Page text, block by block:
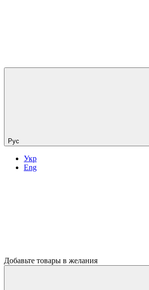
Рус
Укр
Eng
Добавьте товары в желания